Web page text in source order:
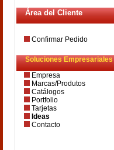
Área del Cliente
Confirmar Pedido
Soluciones Empresariales
Empresa
Marcas/Produtos
Catálogos
Portfolio
Tarjetas
Ideas
Contacto